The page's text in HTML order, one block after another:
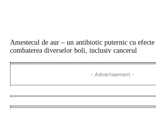
Amestecul de aur – un antibiotic puternic cu
combaterea diverselor boli, inclusiv cancerul
- Advertisement -